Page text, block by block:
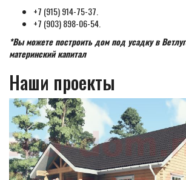
+7 (915) 914-75-37.
+7 (903) 898-06-54.
*Вы можете построить дом под усадку в
материнский капитал
Наши проекты